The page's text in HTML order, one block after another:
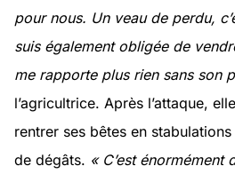
pour nous. Un veau de perdu,
suis également obligée de
me rapporte plus rien sans son
l’agricultrice. Après l’attaque,
rentrer ses bêtes en
de dégâts. « C’est énormément